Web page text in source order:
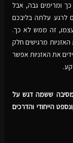
ומרימים גבה, אבל
לרגע עלתה בליבכם
זה ממש לא כך.
מרגישים חלק
את האזניות אפשר
ששמה דגש על
הייחודי והדרכים